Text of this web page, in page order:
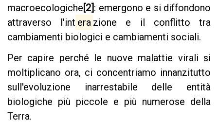
macroecologiche[2]: emergono e si diffondono
attraverso l'int era zione e il conflitto tra
cambiamenti biologici e cambiamenti sociali.
Per capire perché le nuove malattie virali si
moltiplicano ora, ci concentriamo innanzitutto
sull'evoluzione inarrestabile delle entità
biologiche più piccole e più numerose della
Terra.